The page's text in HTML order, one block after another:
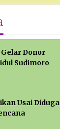
Gelar Donor
Sudimoro
Usai Diduga